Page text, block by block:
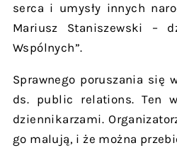
serca i umysły innych
Mariusz Staniszewski –
Wspólnych”.
Sprawnego poruszania się
ds. public relations. Ten
dziennikarzami.
go malują, i że można